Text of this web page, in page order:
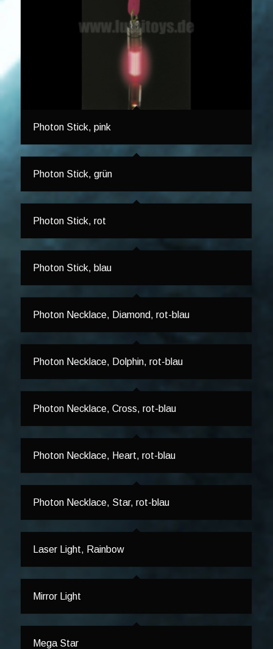
Photon Stick, pink
Photon Stick, grün
Photon Stick, rot
Photon Stick, blau
Photon Necklace, Diamond, rot-blau
Photon Necklace, Dolphin, rot-blau
Photon Necklace, Cross, rot-blau
Photon Necklace, Heart, rot-blau
Photon Necklace, Star, rot-blau
Laser Light, Rainbow
Mirror Light
Mega Star